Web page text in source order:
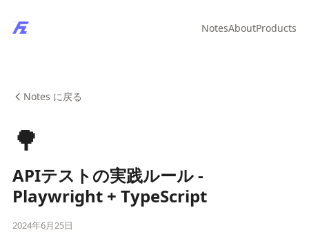
NotesAboutProducts
Notes に戻る
🌳
APIテストの実践ルール -
Playwright + TypeScript
2024年6月25日